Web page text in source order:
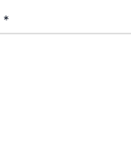
*